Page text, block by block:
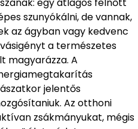
egy átlagos felnőtt
szunyókálni, de vannak,
az ágyban vagy kedvenc
a természetes
magyarázza. A
jelentős
Az otthoni
zsákmányukat, mégis